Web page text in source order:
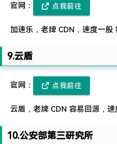
官网： 点我前往
加速乐，老牌 CDN，速度一般
9.云盾
官网： 点我前往
云盾，老牌 CDN 容易回源，
10.公安部第三研究所